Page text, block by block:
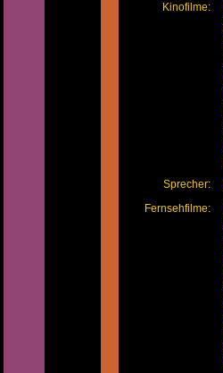
Kinofilme:
Sprecher:
Fernsehfilme: